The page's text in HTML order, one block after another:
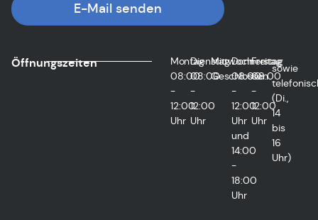
E-Mail senden
Öffnungszeiten
Montag
08:00
-
12:00
Uhr
Dienstag
08:00
-
12:00
Uhr
Mittwoch
Geschlossen
Donnerstag
08:00
-
12:00
Uhr
und
14:00
-
18:00
Uhr
Freitag
08:00
-
12:00
Uhr
sowie
(Di.,
14
bis
16
Uhr)